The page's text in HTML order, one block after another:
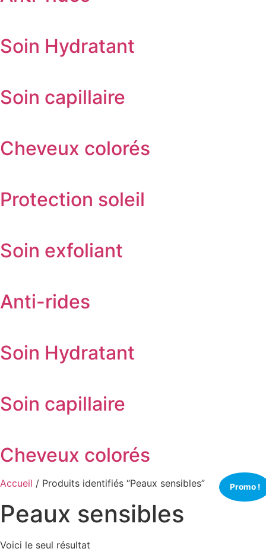
Soin Hydratant
Soin capillaire
Cheveux colorés
Protection soleil
Soin exfoliant
Anti-rides
Soin Hydratant
Soin capillaire
Cheveux colorés
Accueil / Produits identifiés “Peaux sensibles”
Peaux sensibles
Voici le seul résultat
Promo !